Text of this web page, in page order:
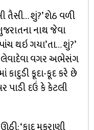
તૈસી… શું?’ શેઠ વળી
નાથ જેવા
થઇ ગયા’તા… શું?’
વગર અભેસંગ
કૂદા-કૂદ કરે છે
દઉં કે કેટલી